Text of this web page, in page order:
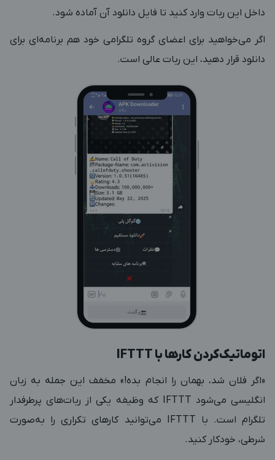
داخل این ربات وارد کنید تا فایل دانلود آن آماده شود.
اگر می‌خواهید برای اعضای گروه تلگرامی خود هم برنامه‌ای برای
دانلود قرار دهید، این ربات عالی است.
اتوماتیک‌کردن کارها با IFTTT
«اگر فلان شد، بهمان را انجام بده!» مخفف این جمله به زبان
انگلیسی می‌شود IFTTT که وظیفه یکی از ربات‌های پرطرفدار
تلگرام است. با IFTTT می‌توانید کارهای تکراری را به‌صورت
شرطی، خودکار کنید.